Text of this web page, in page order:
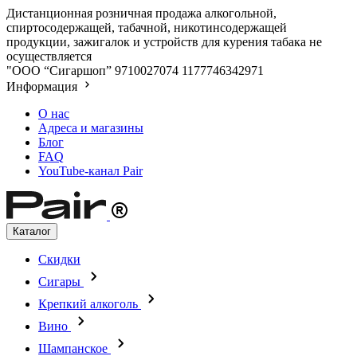
Дистанционная розничная продажа алкогольной,
спиртосодержащей, табачной, никотинсодержащей
продукции, зажигалок и устройств для курения табака не
осуществляется
"ООО “Сигаршоп” 9710027074 1177746342971
Информация
О нас
Адреса и магазины
Блог
FAQ
YouTube-канал Pair
Каталог
Скидки
Сигары
Крепкий алкоголь
Вино
Шампанское